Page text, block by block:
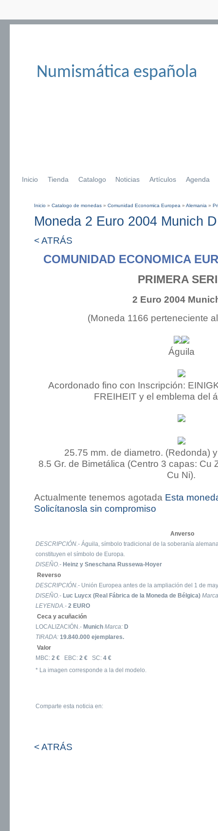
Numismática española
Inicio Tienda Catalogo Noticias Artículos Agenda
Se encuentra usted aquí
Inicio » Catalogo de monedas » Comunidad Economica Europea » Alemania »
Moneda 2 Euro 2004 Munich D
< ATRÁS
COMUNIDAD ECONOMICA
PRIMERA
2 Euro 2004
(Moneda 1166 perteneciente
Águila
Acordonado fino con Inscripción:
FREIHEIT y el emblema del
25.75 mm. de diametro. (Redonda)
8.5 Gr. de Bimetálica (Centro 3 capas: Cu
Cu Ni).
Actualmente tenemos agotada Esta
Solicítanosla sin compromiso
Anverso
DESCRIPCIÓN.- Águila, símbolo tradicional de la soberanía
constituyen el símbolo de Europa.
DISEÑO.- Heinz y Sneschana Russewa-Hoyer
Reverso
DESCRIPCIÓN.- Unión Europea antes de la ampliación del 1 de
DISEÑO.- Luc Luycx (Real Fábrica de la Moneda de Bélgica)
LEYENDA.- 2 EURO
Ceca y acuñación
LOCALIZACIÓN.- Munich Marca: D
TIRADA: 19.840.000 ejemplares.
Valor
MBC: 2 € EBC: 2 € SC: 4 €
* La imagen corresponde a la del modelo.
Comparte esta noticia en:
< ATRÁS